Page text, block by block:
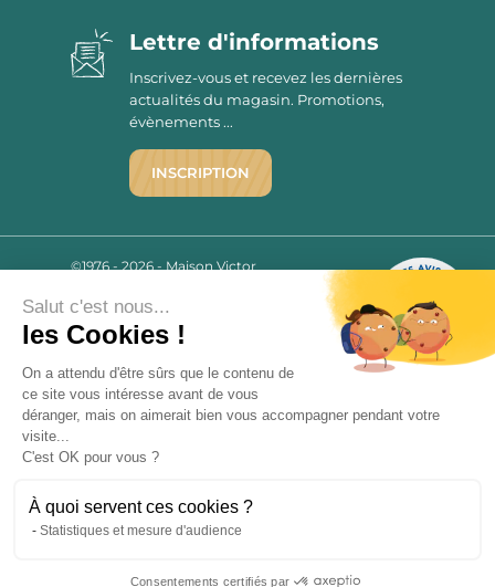
2780 AVIS
9.7/10
Lettre d'informations
Inscrivez-vous et recevez les dernières
actualités du magasin. Promotions,
évènements ...
INSCRIPTION
©1976 - 2026 - Maison Victor
Mentions légales
C.G.V.
Politique de confidentialité
FAQ
Livraisons
Salut c'est nous...
les Cookies !
On a attendu d'être sûrs que le contenu de
ce site vous intéresse avant de vous
déranger, mais on aimerait bien vous accompagner pendant votre
visite...
C'est OK pour vous ?
À quoi servent ces cookies ?
Statistiques et mesure d'audience
Consentements certifiés par